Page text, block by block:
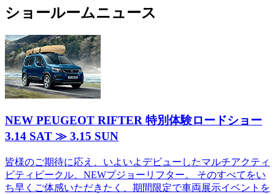
ショールームニュース
NEW PEUGEOT RIFTER 特別体験ロードショー
3.14 SAT ≫ 3.15 SUN
皆様のご期待に応え、いよいよデビューしたマルチアクティ
ビティビークル、NEWプジョーリフター。 そのすべてをい
ち早くご体感いただきたく、期間限定で車両展示イベントを